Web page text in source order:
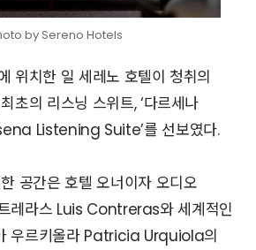
by Sereno Hotels
위치한 일 세레노 호텔이 청취의
초의 리스닝 스위트, ‘다르세나
Listening Suite’를 선보였다.
공간은 호텔 오너이자 오디오
레라스 Luis Contreras와 세계적인
우르키올라 Patricia Urquiola의